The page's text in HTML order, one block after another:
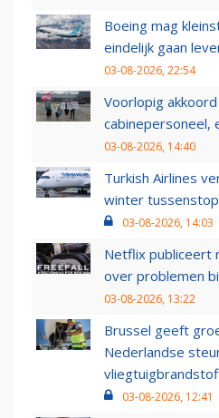
Boeing mag
eindelijk gaan
03-08-2026, 22:54
Voorlopig
cabinepersoneel,
03-08-2026, 14:40
Turkish Airlines
winter
03-08-2026, 14:03
Netflix publiceert
over problemen
03-08-2026, 13:22
Brussel geeft
Nederlandse
03-08-2026, 12:41